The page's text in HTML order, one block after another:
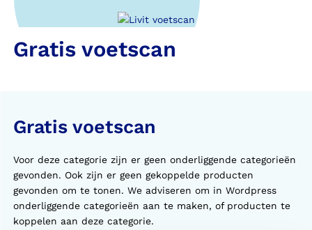
Gratis voetscan
Gratis voetscan
Voor deze categorie zijn er geen onderliggende categorieën
gevonden. Ook zijn er geen gekoppelde producten
gevonden om te tonen. We adviseren om in Wordpress
onderliggende categorieën aan te maken, of producten te
koppelen aan deze categorie.